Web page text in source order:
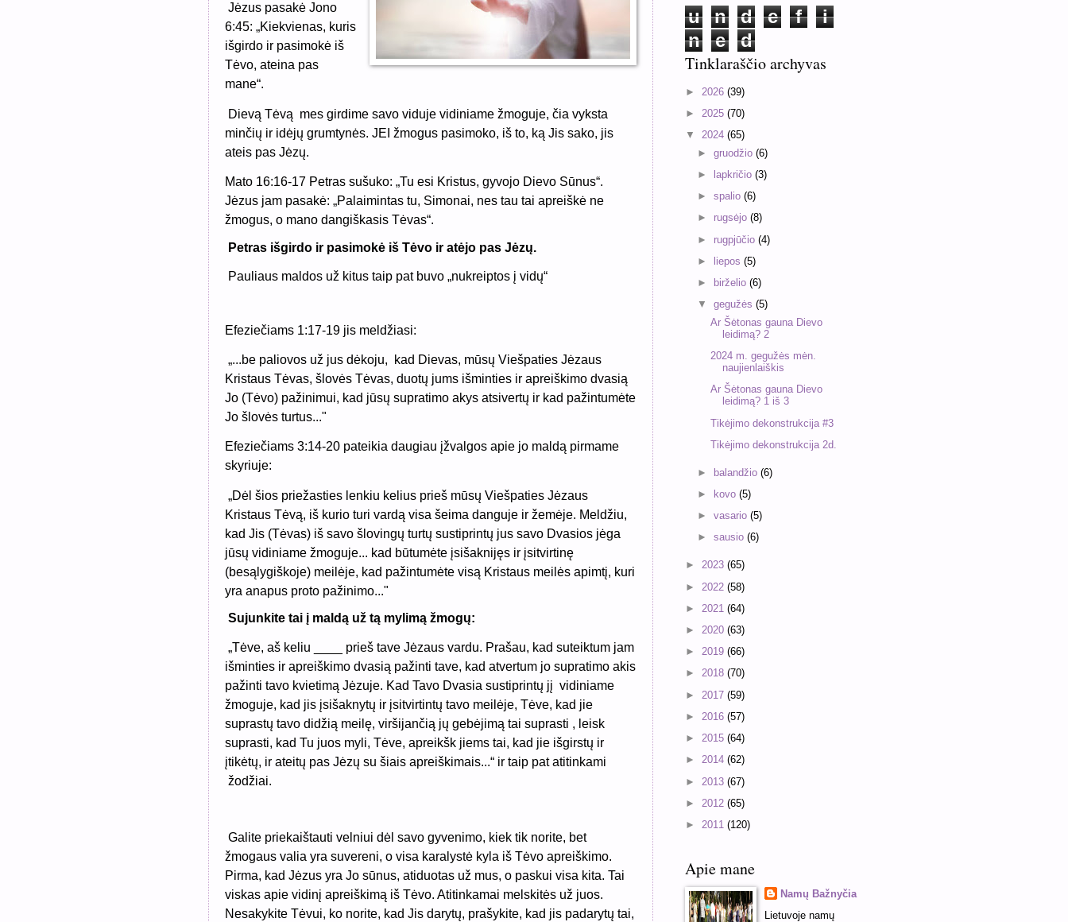
Jėzus pasakė Jono
6:45: „Kiekvienas, kuris
išgirdo ir pasimokė iš
Tėvo, ateina pas
mane“.
Dievą Tėvą mes girdime savo viduje vidiniame žmoguje, čia vyksta
minčių ir idėjų grumtynės. JEI žmogus pasimoko, iš to, ką Jis sako, jis
ateis pas Jėzų.
Mato 16:16-17 Petras sušuko: „Tu esi Kristus, gyvojo Dievo Sūnus“.
Jėzus jam pasakė: „Palaimintas tu, Simonai, nes tau tai apreiškė ne
žmogus, o mano dangiškasis Tėvas“.
Petras išgirdo ir pasimokė iš Tėvo ir atėjo pas Jėzų.
Pauliaus maldos už kitus taip pat buvo „nukreiptos į vidų“
Efeziečiams 1:17-19 jis meldžiasi:
„...be paliovos už jus dėkoju,
kad Dievas, mūsų Viešpaties Jėzaus
Kristaus Tėvas, šlovės Tėvas, duotų jums išminties ir apreiškimo dvasią
Jo (Tėvo) pažinimui, kad jūsų supratimo akys atsivertų ir kad pažintumėte
Jo šlovės turtus..."
Efeziečiams 3:14-20 pateikia daugiau įžvalgos apie jo maldą pirmame
skyriuje:
„Dėl šios priežasties lenkiu kelius prieš mūsų Viešpaties Jėzaus
Kristaus Tėvą, iš kurio turi vardą visa šeima danguje ir žemėje. Meldžiu,
kad Jis (Tėvas) iš savo šlovingų turtų sustiprintų jus savo Dvasios jėga
jūsų vidiniame žmoguje... kad būtumėte įsišaknijęs ir įsitvirtinę
(besąlygiškoje) meilėje, kad pažintumėte visą Kristaus meilės apimtį, kuri
yra anapus proto pažinimo..."
Sujunkite tai į maldą už tą mylimą žmogų:
„Tėve, aš keliu ____ prieš tave Jėzaus vardu. Prašau, kad suteiktum jam
išminties ir apreiškimo dvasią pažinti tave, kad atvertum jo supratimo akis
pažinti tavo kvietimą Jėzuje. Kad Tavo Dvasia sustiprintų jį vidiniame
žmoguje, kad jis įsišaknytų ir įsitvirtintų tavo meilėje, Tėve, kad jie
suprastų tavo didžią meilę, viršijančią jų gebėjimą tai suprasti , leisk
suprasti, kad Tu juos myli, Tėve, apreikšk jiems tai, kad jie išgirstų ir
įtikėtų, ir ateitų pas Jėzų su šiais apreiškimais...“ ir taip pat atitinkami
žodžiai.
Galite priekaištauti velniui dėl savo gyvenimo, kiek tik norite, bet
žmogaus valia yra suvereni, o visa karalystė kyla iš Tėvo apreiškimo.
Pirma, kad Jėzus yra Jo sūnus, atiduotas už mus, o paskui visa kita. Tai
viskas apie vidinį apreiškimą iš Tėvo. Atitinkamai melskitės už juos.
Nesakykite Tėvui, ko norite, kad Jis darytų, prašykite, kad jis padarytų tai,
u
n d e f
i
n
e
d
Tinklaraščio archyvas
► 2026 (39)
► 2025 (70)
▼ 2024 (65)
►gruodžio(6)
►
lapkričio(3)
►spalio(6)
► rugsėjo(8)
► rugpjūčio(4)
►
liepos(5)
►
birželio(6)
▼gegužės(5)
Ar Šėtonas gauna Dievo
leidimą? 2
2024 m. gegužės mėn.
naujienlaiškis
Ar Šėtonas gauna Dievo
leidimą? 1 iš 3
Tikėjimo dekonstrukcija #3
Tikėjimo dekonstrukcija 2d.
► balandžio(6)
►
kovo(5)
►vasario(5)
►sausio(6)
► 2023 (65)
► 2022 (58)
► 2021 (64)
► 2020 (63)
► 2019 (66)
► 2018 (70)
► 2017 (59)
► 2016 (57)
► 2015 (64)
► 2014 (62)
► 2013 (67)
► 2012 (65)
► 2011 (120)
Apie mane
Namų Bažnyčia
Lietuvoje namų